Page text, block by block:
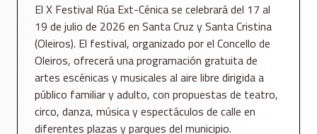
El X Festival Rúa Ext-Cénica se celebrará del 17 al
19 de julio de 2026 en Santa Cruz y Santa Cristina
(Oleiros). El festival, organizado por el Concello de
Oleiros, ofrecerá una programación gratuita de
artes escénicas y musicales al aire libre dirigida a
público familiar y adulto, con propuestas de teatro,
circo, danza, música y espectáculos de calle en
diferentes plazas y parques del municipio.